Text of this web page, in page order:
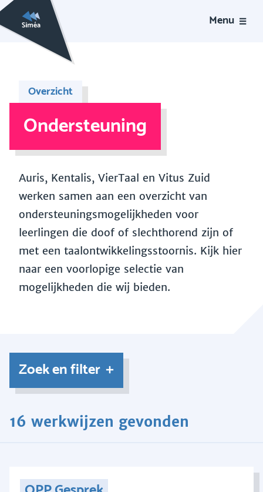
Menu
Overzicht
Ondersteuning
Auris, Kentalis, VierTaal en Vitus Zuid
werken samen aan een overzicht van
ondersteuningsmogelijkheden voor
leerlingen die doof of slechthorend zijn of
met een taalontwikkelingsstoornis. Kijk hier
naar een voorlopige selectie van
mogelijkheden die wij bieden.
Zoek en filter
16 werkwijzen gevonden